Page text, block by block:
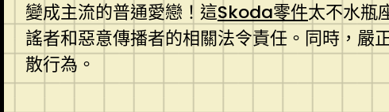
變成主流的普通愛戀！這Skoda零件太不水瓶
謠者和惡意傳播者的相關法令責任。同時，嚴
散行為。